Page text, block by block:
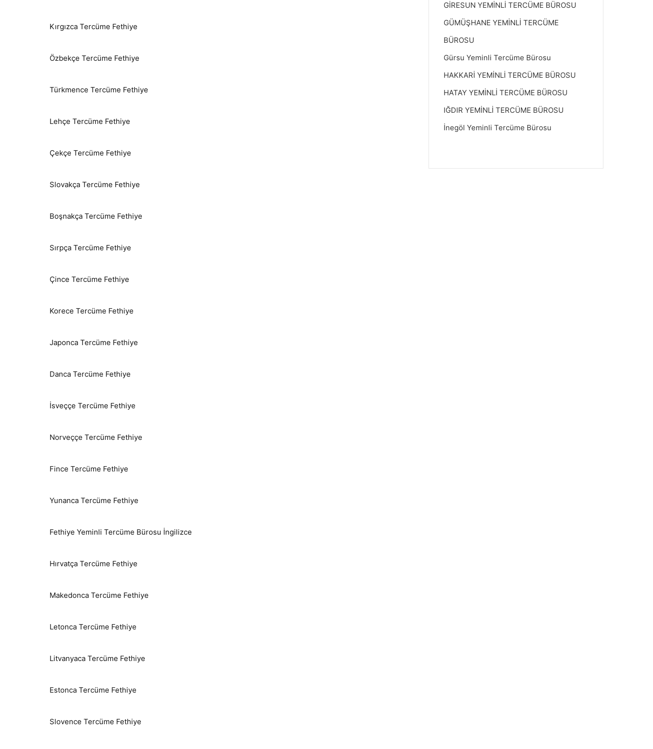
Kırgızca Tercüme Fethiye
Özbekçe Tercüme Fethiye
Türkmence Tercüme Fethiye
Lehçe Tercüme Fethiye
Çekçe Tercüme Fethiye
Slovakça Tercüme Fethiye
Boşnakça Tercüme Fethiye
Sırpça Tercüme Fethiye
Çince Tercüme Fethiye
Korece Tercüme Fethiye
Japonca Tercüme Fethiye
Danca Tercüme Fethiye
İsveççe Tercüme Fethiye
Norveççe Tercüme Fethiye
Fince Tercüme Fethiye
Yunanca Tercüme Fethiye
Fethiye Yeminli Tercüme Bürosu İngilizce
Hırvatça Tercüme Fethiye
Makedonca Tercüme Fethiye
Letonca Tercüme Fethiye
Litvanyaca Tercüme Fethiye
Estonca Tercüme Fethiye
Slovence Tercüme Fethiye
GİRESUN YEMİNLİ TERCÜME BÜROSU
GÜMÜŞHANE YEMİNLİ TERCÜME
BÜROSU
Gürsu Yeminli Tercüme Bürosu
HAKKARİ YEMİNLİ TERCÜME BÜROSU
HATAY YEMİNLİ TERCÜME BÜROSU
IĞDIR YEMİNLİ TERCÜME BÜROSU
İnegöl Yeminli Tercüme Bürosu